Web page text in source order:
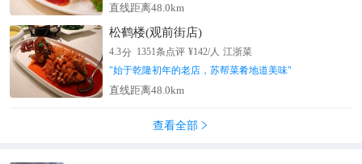
直线距离48.0km
松鹤楼(观前街店)
4.3分 1351条点评 ¥142/人 江浙菜
"始于乾隆初年的老店，苏帮菜肴地道美味"
直线距离48.0km
查看全部 